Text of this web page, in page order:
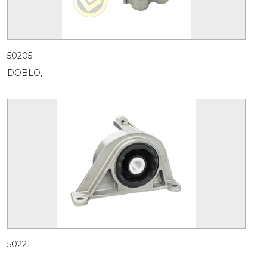
50205
DOBLO,
50221